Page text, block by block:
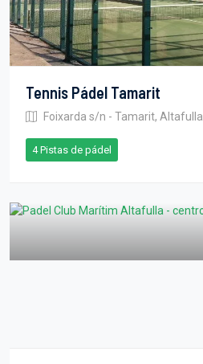
Tennis Pádel Tamarit
Foixarda s/n - Tamarit, Altafulla
4 Pistas de pádel